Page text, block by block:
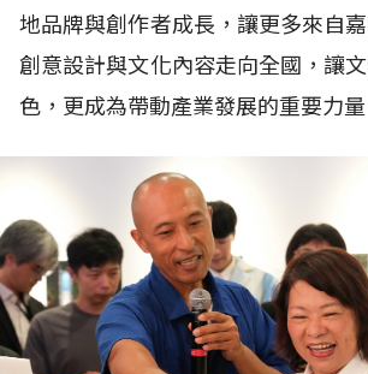
地品牌與創作者成長，讓更多來自
創意設計與文化內容走向全國，讓
色，更成為帶動產業發展的重要力量